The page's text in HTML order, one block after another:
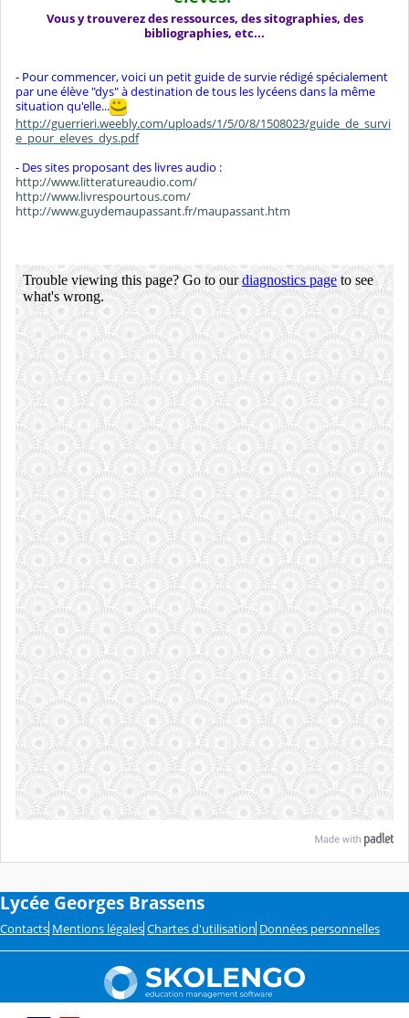
Vous y trouverez des ressources, des sitographies, des
bibliographies, etc...
- Pour commencer, voici un petit guide de survie rédigé spécialement
par une élève "dys" à destination de tous les lycéens dans la même
situation qu'elle...
http://guerrieri.weebly.com/uploads/1/5/0/8/1508023/guide_de_survi
e_pour_eleves_dys.pdf
- Des sites proposant des livres audio :
http://www.litteratureaudio.com/
http://www.livrespourtous.com/
http://www.guydemaupassant.fr/maupassant.htm
Lycée Georges Brassens
Contacts Mentions légales Chartes d'utilisation Données personnelles